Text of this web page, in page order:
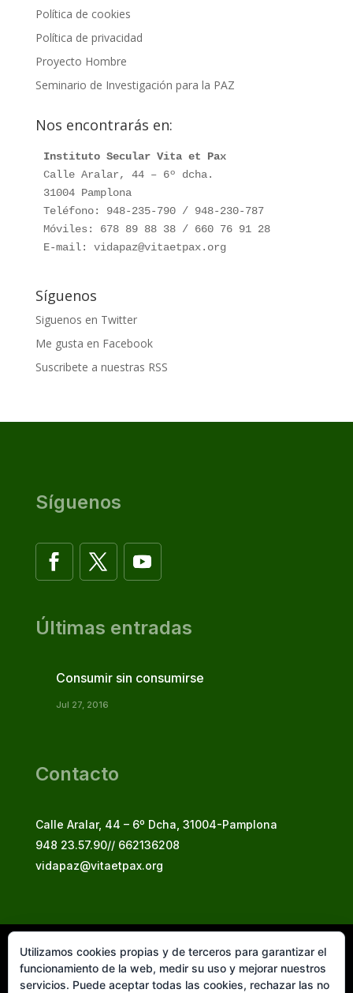
Política de cookies
Política de privacidad
Proyecto Hombre
Seminario de Investigación para la PAZ
Nos encontrarás en:
Instituto Secular Vita et Pax
Calle Aralar, 44 – 6º dcha.
31004 Pamplona
Teléfono: 948-235-790 / 948-230-787
Móviles: 678 89 88 38 / 660 76 91 28
E-mail: vidapaz@vitaetpax.org
Síguenos
Siguenos en Twitter
Me gusta en Facebook
Suscribete a nuestras RSS
Síguenos
Últimas entradas
Consumir sin consumirse
Jul 27, 2016
Contacto
Calle Aralar, 44 – 6º Dcha, 31004-Pamplona
948 23.57.90// 662136208
vidapaz@vitaetpax.org
Vita et Pax, 2025
© Instituto Secular Vita et Pax in Christo Jesu
Utilizamos cookies propias y de terceros para garantizar el
funcionamiento de la web, medir su uso y mejorar nuestros
servicios. Puede aceptar todas las cookies, rechazar las no